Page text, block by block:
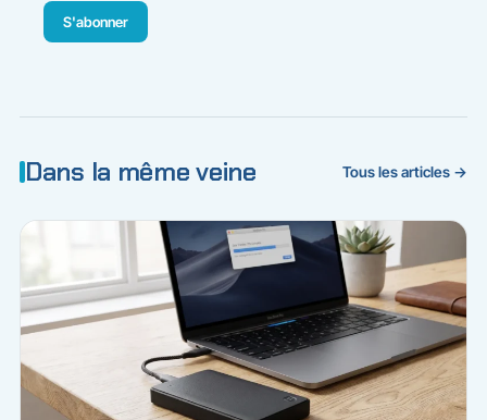
S'abonner
Dans la même veine Tous les articles →